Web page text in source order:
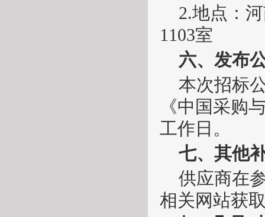
2.地点：
1103室
六、发布
本次招标
《中国采购
工作日。
七、其他
供应商在
相关网站获